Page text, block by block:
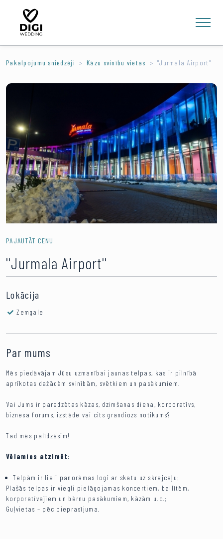
E-VEIKALS
0
LV EN RU Ienākt
Pakalpojumu sniedzēji Kāzu svinību vietas ''Jurmala Airport''
PAJAUTĀT CENU
''Jurmala Airport''
Lokācija
Zemgale
Par mums
Mēs piedāvājam Jūsu uzmanībai jaunas telpas, kas ir pilnībā
aprīkotas dažādām svinībām, svētkiem un pasākumiem.
Vai Jums ir paredzētas kāzas, dzimšanas diena, korporatīvs,
biznesa forums, izstāde vai cits grandiozs notikums?
Tad mēs palīdzēsim!
Vēlamies atzīmēt:
Telpām ir lieli panorāmas logi ar skatu uz skrejceļu;
Plašās telpas ir viegli pielāgojamas koncertiem, ballītēm,
korporatīvajiem un bērnu pasākumiem, kāzām u.c.;
Guļvietas – pēc pieprasījuma.